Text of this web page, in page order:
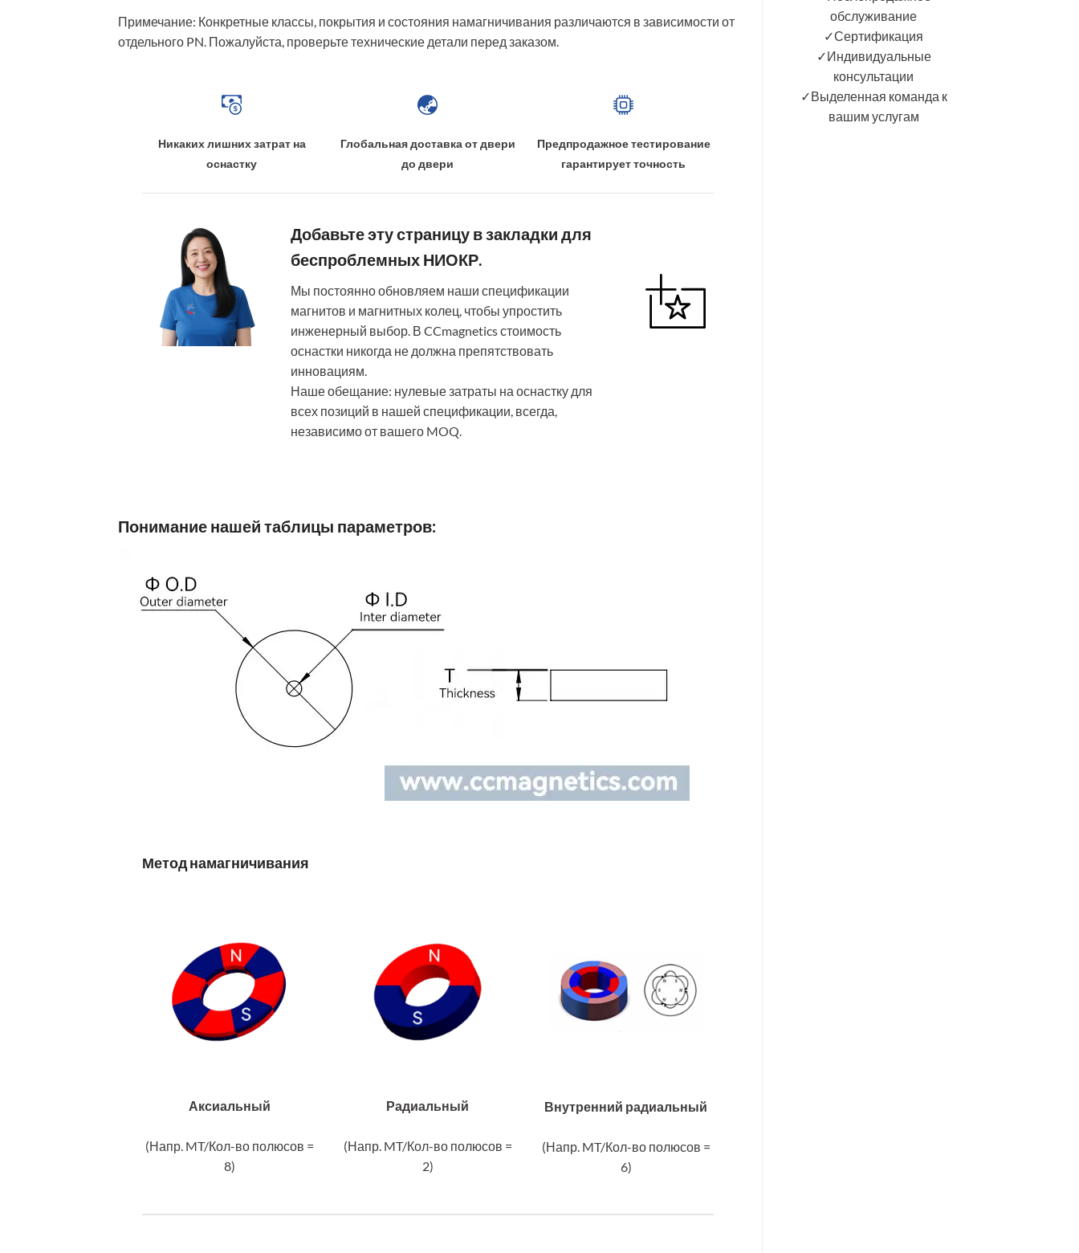
обслуживание
✓Сертификация
✓Индивидуальные
консультации
✓Выделенная команда к
вашим услугам
Примечание: Конкретные классы, покрытия и состояния намагничивания различаются в зависимости от
отдельного PN. Пожалуйста, проверьте технические детали перед заказом.
Никаких лишних затрат на
оснастку
Глобальная доставка от двери
до двери
Предпродажное тестирование
гарантирует точность
Добавьте эту страницу в закладки для
беспроблемных НИОКР.
Мы постоянно обновляем наши спецификации
магнитов и магнитных колец, чтобы упростить
инженерный выбор. В CCmagnetics стоимость
оснастки никогда не должна препятствовать
инновациям.
Наше обещание: нулевые затраты на оснастку для
всех позиций в нашей спецификации, всегда,
независимо от вашего MOQ.
Понимание нашей таблицы параметров:
Метод намагничивания
Аксиальный
(Напр. MT/Кол-во полюсов =
8)
Радиальный
(Напр. MT/Кол-во полюсов =
2)
Внутренний радиальный
(Напр. MT/Кол-во полюсов =
6)